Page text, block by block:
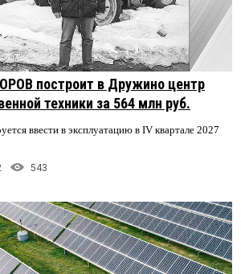
построит в Дружино центр
техники за 564 млн руб.
ввести в эксплуатацию в IV квартале 2027
543